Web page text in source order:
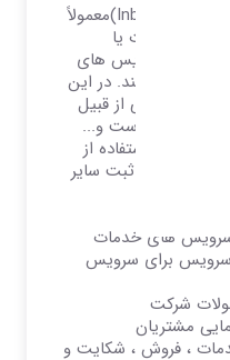
مراکز تماس ورودی (Inbound Contact Centers)معمولاً
محصولات یا
مربوط به سرویس های
جواب می‌دهند. در این
یا حقوقی از قبیل
، نوع درخواست و...
برای استفاده از
فروشندگان و ثبت سایر
سرویس های خدمات
سرویس برای سرویس
شرکت
مشتریان
، فروش ، شکایت و